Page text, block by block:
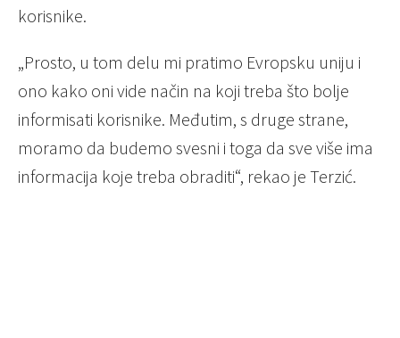
korisnike.
„Prosto, u tom delu mi pratimo Evropsku uniju i
ono kako oni vide način na koji treba što bolje
informisati korisnike. Međutim, s druge strane,
moramo da budemo svesni i toga da sve više ima
informacija koje treba obraditi“, rekao je Terzić.